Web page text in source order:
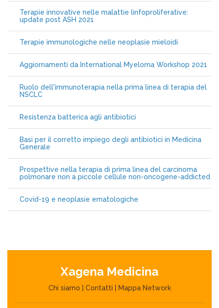
Terapie innovative nelle malattie linfoproliferative:
update post ASH 2021
Terapie immunologiche nelle neoplasie mieloidi
Aggiornamenti da International Myeloma Workshop 2021
Ruolo dell'immunoterapia nella prima linea di terapia del
NSCLC
Resistenza batterica agli antibiotici
Basi per il corretto impiego degli antibiotici in Medicina
Generale
Prospettive nella terapia di prima linea del carcinoma
polmonare non a piccole cellule non-oncogene-addicted
Covid-19 e neoplasie ematologiche
Xagena Medicina
Chi siamo Contatti Mappa Network